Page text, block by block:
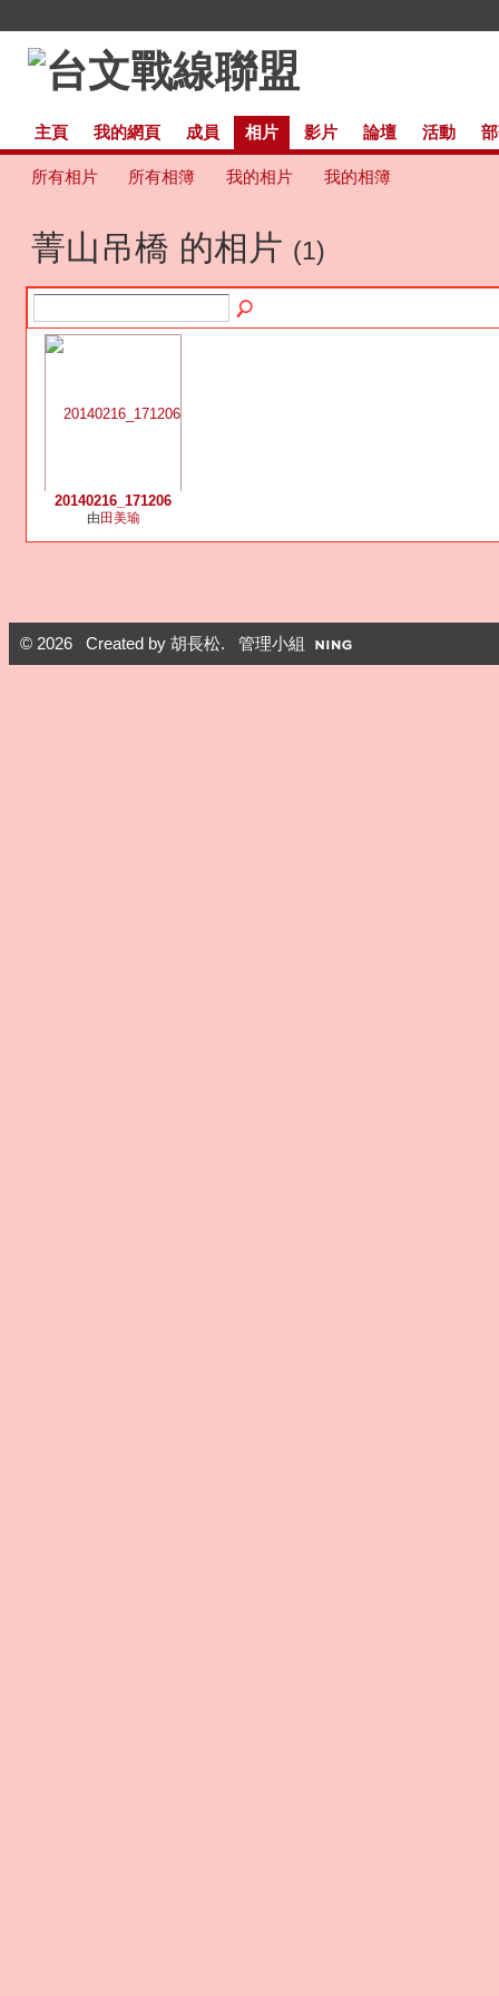
主頁 我的網頁 成員 相片 影片 論壇 活動
所有相片 所有相簿 我的相片 我的相簿
菁山吊橋 的相片 (1)
20140216_171206
由田美瑜
© 2026 Created by 胡長松. 管理小組